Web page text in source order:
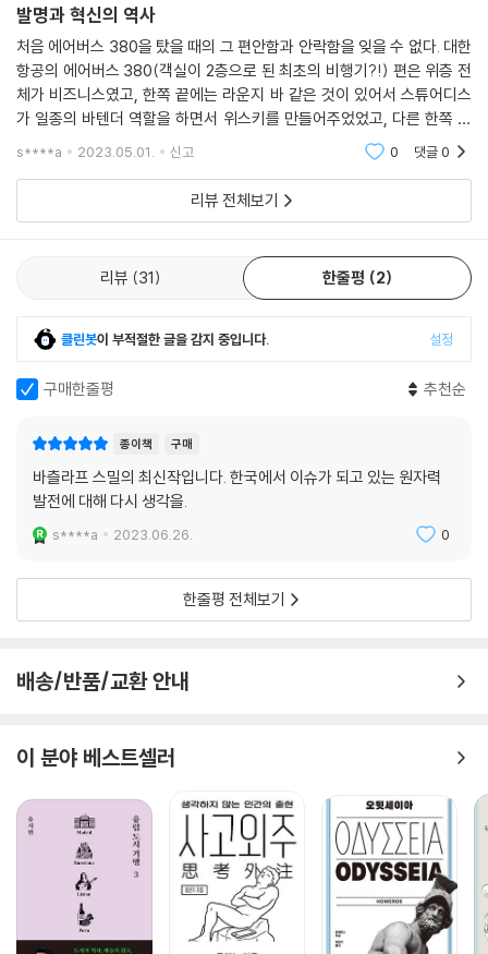
- 인류와 지구를 위한 발명(하이퍼루프, 질소고정 작물, 핵융합)
인류에게 꼭 필요한 발명은 세 가지(하이퍼루프, 질소고정 작물, 핵융합)
이다. 만약 이것들이 대규모의 상업화가 이루어진다면 세계적인 혁신을 일
으킬 수도 있고, 실현되기만 한다면 오랫동안 성공이 보장될 수 있다. 하지
만 그 모든 것들이 요원한 단계에 있다.
과장 없이, 거짓 없이, 부작용 없이,
우리 삶을 윤택하게 만들어 줄 수 있을까?
인류는 더 나은, 더 안전한, 더 공평한 세상을 이루기 위해서 수많은 혁신적
인 발명을 만들 것이다. 하지만 그 과정에서 과장되거나 거짓이 있거나 부
작용이 있지는 않을까? 바츨라프 스밀은 특히 발명과 혁신의 과대광고와
미디어 환경의 영향력에 초점을 맞추어, 이러한 요소들이 새로운 기술에
대한 잘못된 인식과 기대를 형성하는 데 어떻게 기여하는지를 살펴본다.
신경망을 통해 전례 없는 풍요로운 축복의 시대를 열 것으로 전망한다. 하
지만 현실은 훈련 알고리즘보다 훨씬 더 복잡할 수 있기에, 딥러닝 신경망
은 편향되기 쉽고 치명적인 망각(챗GPT의 오류: 할루시네이션hallucina
tion)에 빠질 수 있는 위험이 있다.
- 의학 분야는 언론에서 지나치게 좋은 소식으로 자주 보도된다. 의약 분야
에서 실용적인 성과가 나올 수 있으며 상업화가 가까워졌다는 식으로 과학
- 세계 여러 곳에서 탈탄소화를 외치며 새로운 발명과 혁신을 선보이고 있
다. 더욱이 빌 게이츠는 “탄소 배출 제로를 달성하는 데 필요한 기술의 절
반은 아직 존재하지 않거나 너무 비싸서 감당할 수 없다.”라고 언급했다.
이처럼 『인벤션(THE INVENTION)』은 독자에게 기술 발명과 혁신에 대
한 현실적인 시각을 제공하고, 이를 바탕으로 미래의 기술 발전에 대한 합
리적인 판단을 내릴 수 있도록 도와줄 것이다.
인류의 미래를 위하여
발명과 혁신의 역사
처음 에어버스 380을 탔을 때의 그 편안함과 안락함을 잊을 수 없다. 대한
항공의 에어버스 380(객실이 2층으로 된 최초의 비행기?!) 편은 위층 전
체가 비즈니스였고, 한쪽 끝에는 라운지 바 같은 것이 있어서 스튜어디스
가 일종의 바텐더 역할을 하면서 위스키를 만들어주었었고, 다른 한쪽 끝
에는 라운지 같은 공간이 있어서 노트북을 들고 가서 비행중에 편한하게
s****a 2023.05.01. 신고 0 댓글0
리뷰 전체보기
리뷰 31 한줄평 2
클린봇이 부적절한 글을 감지 중입니다. 설정
구매한줄평 추천순
종이책 구매
바츨라프 스밀의 최신작입니다. 한국에서 이슈가 되고 있는 원자력
발전에 대해 다시 생각을.
s****a 2023.06.26. 0
한줄평 전체보기
배송/반품/교환 안내
이 분야 베스트셀러